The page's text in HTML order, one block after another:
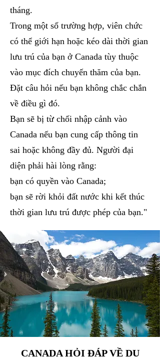
tháng.
Trong một số trường hợp, viên chức
có thể giới hạn hoặc kéo dài thời gian
lưu trú của bạn ở Canada tùy thuộc
vào mục đích chuyến thăm của bạn.
Đặt câu hỏi nếu bạn không chắc chắn
về điều gì đó.
Bạn sẽ bị từ chối nhập cảnh vào
Canada nếu bạn cung cấp thông tin
sai hoặc không đầy đủ. Người đại
diện phải hài lòng rằng:
bạn có quyền vào Canada;
bạn sẽ rời khỏi đất nước khi kết thúc
thời gian lưu trú được phép của bạn."
CANADA HỎI ĐÁP VỀ DU